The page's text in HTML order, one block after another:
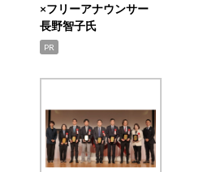
×フリーアナウンサー
長野智子氏
PR